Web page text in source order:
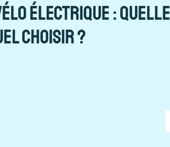
électrique : quelle
choisir ?